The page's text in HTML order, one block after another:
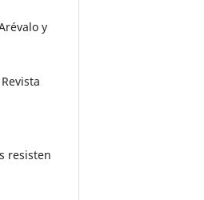
y
resisten